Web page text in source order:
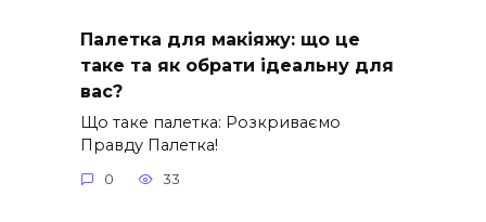
Палетка для макіяжу: що це
таке та як обрати ідеальну для
вас?
Що таке палетка: Розкриваємо
Правду Палетка!
0 33